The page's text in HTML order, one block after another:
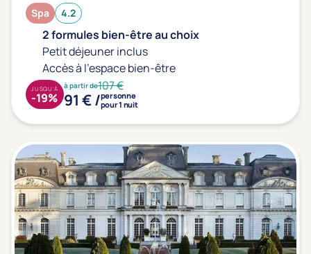
Spa 4.2
2 formules bien-être au choix
Petit déjeuner inclus
Accès à l'espace bien-être
à partir de107 €
91 € /personne
pour 1 nuit
JUSQU'À
-19%